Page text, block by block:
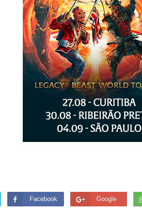
Facebook Google